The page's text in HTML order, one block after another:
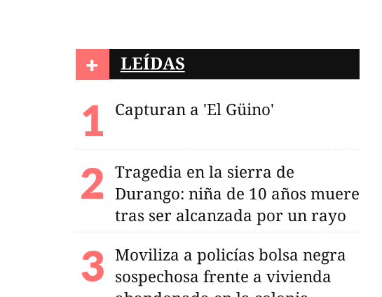
+ LEÍDAS
Capturan a 'El Güino'
Tragedia en la sierra de
Durango: niña de 10 años muere
tras ser alcanzada por un rayo
Moviliza a policías bolsa negra
sospechosa frente a vivienda